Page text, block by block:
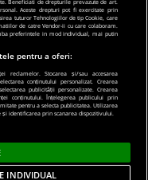
Cookie|Politica
Aceste drepturi pot fi exercitate prin
tuturor Tehnologiilor de tip Cookie, care
de catre Vendor-ii cu care colaboram.
preferintele in mod individual, mai putin
pentru a oferi:
reclamelor. Stocarea și/sau accesarea
conținutului personalizat. Crearea
publicității personalizate. Crearea
conținutului. Înțelegerea publicului prin
pentru a selecta publicitatea. Utilizarea
identificarea prin scanarea dispozitivului.
INDIVIDUAL